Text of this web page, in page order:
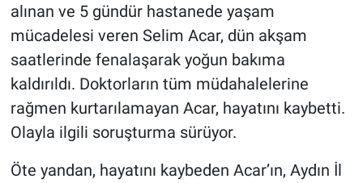
alınan ve 5 gündür hastanede yaşam
mücadelesi veren Selim Acar, dün akşam
saatlerinde fenalaşarak yoğun bakıma
kaldırıldı. Doktorların tüm müdahalelerine
rağmen kurtarılamayan Acar, hayatını kaybetti.
Olayla ilgili soruşturma sürüyor.
Öte yandan, hayatını kaybeden Acar’ın, Aydın İl